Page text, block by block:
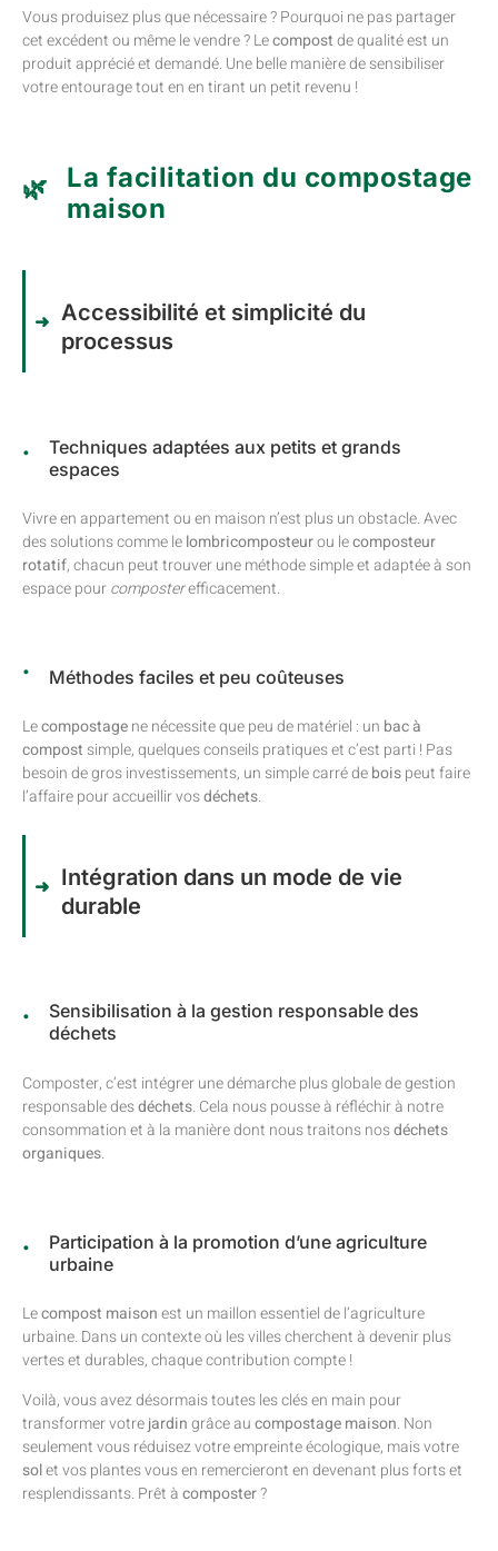
Vous produisez plus que nécessaire ? Pourquoi ne pas partager
cet excédent ou même le vendre ? Lecompostde qualité est un
produit apprécié et demandé. Une belle manière de sensibiliser
votre entourage tout en en tirant un petit revenu !
La facilitation du compostage
maison
Accessibilité et simplicité du
processus
Techniques adaptées aux petits et grands
espaces
Vivre en appartement ou en maison n’est plus un obstacle. Avec
des solutions comme lelombricomposteurou lecomposteur
rotatif, chacun peut trouver une méthode simple et adaptée à son
espace pourcomposterefficacement.
Méthodes faciles et peu coûteuses
Lecompostagene nécessite que peu de matériel : un bac à
compost simple, quelques conseils pratiques et c’est parti ! Pas
besoin de gros investissements, un simple carré deboispeut faire
l’affaire pour accueillir vosdéchets.
Intégration dans un mode de vie
durable
Sensibilisation à la gestion responsable des
déchets
Composter, c’est intégrer une démarche plus globale de gestion
responsable desdéchets. Cela nous pousse à réfléchir à notre
consommation et à la manière dont nous traitons nosdéchets
organiques.
Participation à la promotion d’une agriculture
urbaine
Lecompost maisonest un maillon essentiel de l’agriculture
urbaine. Dans un contexte où les villes cherchent à devenir plus
vertes et durables, chaque contribution compte !
Voilà, vous avez désormais toutes les clés en main pour
transformer votrejardingrâce aucompostage maison. Non
seulement vous réduisez votre empreinte écologique, mais votre
solet vos plantes vous en remercieront en devenant plus forts et
resplendissants. Prêt àcomposter?